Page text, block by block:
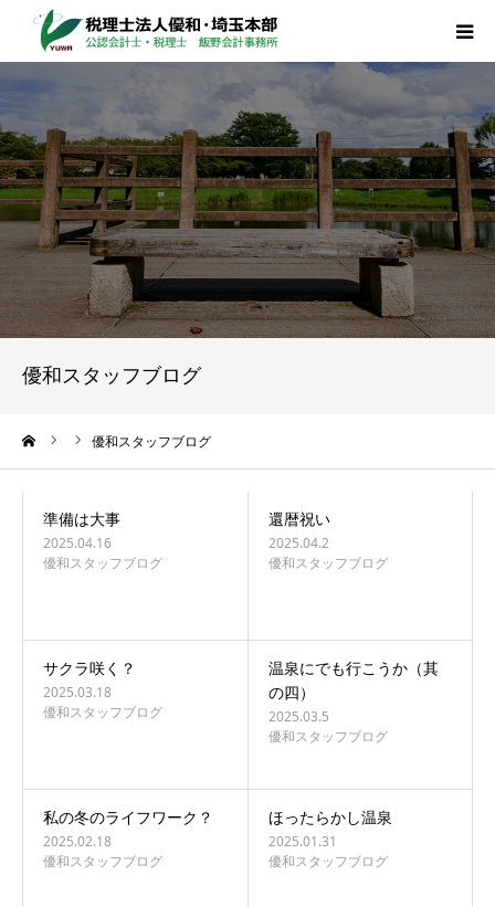
優和スタッフブログ
優和スタッフブログ
準備は大事
2025.04.16
優和スタッフブログ
還暦祝い
2025.04.2
優和スタッフブログ
サクラ咲く？
2025.03.18
優和スタッフブログ
温泉にでも行こうか（其
の四）
2025.03.5
優和スタッフブログ
私の冬のライフワーク？
2025.02.18
優和スタッフブログ
ほったらかし温泉
2025.01.31
優和スタッフブログ
業務案内
法人概要
採用情報